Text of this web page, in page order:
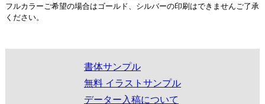
フルカラーご希望の場合はゴールド、シルバーの印刷はできませんご了承
ください。
書体サンプル
無料 イラストサンプル
データー入稿について